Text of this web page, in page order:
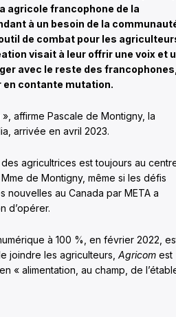
agricole francophone de la
à un besoin de la
de combat pour les
visait à leur offrir une voix et
avec le reste des
en contante mutation.
affirme Pascale de Montigny, la
arrivée en avril 2023.
agricultrices est toujours au
de Montigny, même si les défis
au Canada par META a
d’opérer.
à 100 %, en février 2022,
joindre les agriculteurs, Agricom est
« alimentation, au champ, de